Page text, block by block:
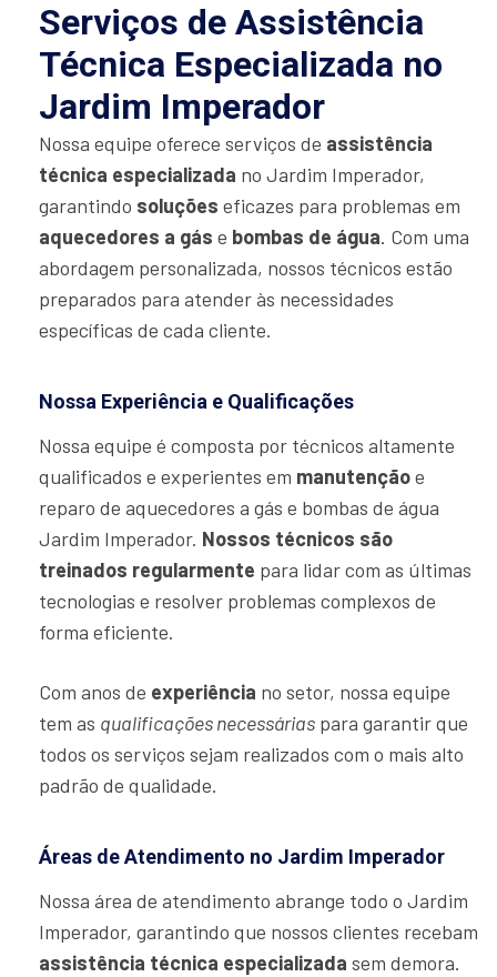
Serviços de Assistência
Técnica Especializada no
Jardim Imperador
Nossa equipe oferece serviços de assistência
técnica especializada no Jardim Imperador,
garantindo soluções eficazes para problemas em
aquecedores a gás e bombas de água. Com uma
abordagem personalizada, nossos técnicos estão
preparados para atender às necessidades
específicas de cada cliente.
Nossa Experiência e Qualificações
Nossa equipe é composta por técnicos altamente
qualificados e experientes em manutençãoe
reparo de aquecedores a gás e bombas de água
Jardim Imperador. Nossos técnicos são
treinados regularmente para lidar com as últimas
tecnologias e resolver problemas complexos de
forma eficiente.
Com anos de experiência no setor, nossa equipe
tem as qualificações necessárias para garantir que
todos os serviços sejam realizados com o mais alto
padrão de qualidade.
Áreas de Atendimento no Jardim Imperador
Nossa área de atendimento abrange todo o Jardim
Imperador, garantindo que nossos clientes recebam
assistência técnica especializada sem demora.